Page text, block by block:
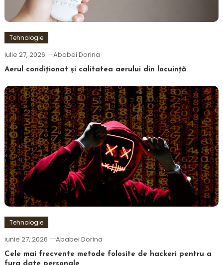
Tehnologie
iulie 27, 2026 Ababei Dorina
Aerul condiționat și calitatea aerului din locuință
Tehnologie
iunie 27, 2026 Ababei Dorina
Cele mai frecvente metode folosite de hackeri pentru a